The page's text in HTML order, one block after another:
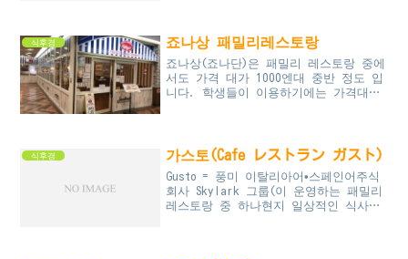
식후경 죠나상 패밀리레스토랑
죠나상(죠나단)은 패밀리 레스토랑 중에
서도 가격 대가 1000엔대 중반 정도 입
니다. 학생들이 이용하기에는 가격대가
식후경 가스토(Cafe レストラン ガスト)
Gusto = 풍미 이탈리아어•스페인어주식
회사 Skylark 그룹(이 운영하는 패밀리
레스토랑 중 하나현지 일상적인 식사패